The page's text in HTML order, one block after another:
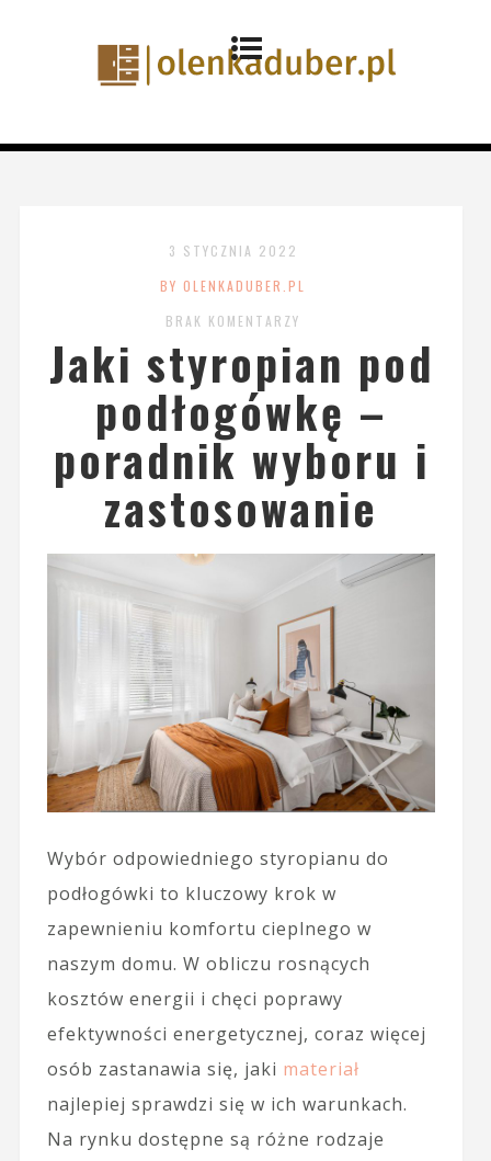
3 STYCZNIA 2022
BY OLENKADUBER.PL
BRAK KOMENTARZY
Jaki styropian pod
podłogówkę –
poradnik wyboru i
zastosowanie
Wybór odpowiedniego styropianu do
podłogówki to kluczowy krok w
zapewnieniu komfortu cieplnego w
naszym domu. W obliczu rosnących
kosztów energii i chęci poprawy
efektywności energetycznej, coraz więcej
osób zastanawia się, jaki materiał
najlepiej sprawdzi się w ich warunkach.
Na rynku dostępne są różne rodzaje